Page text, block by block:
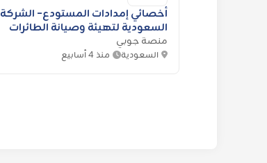
أخصائي إمدادات المستودع- الشركة
السعودية لتهيئة وصيانة الطائرات
منصة جوبي
السعودية منذ 4 أسابيع